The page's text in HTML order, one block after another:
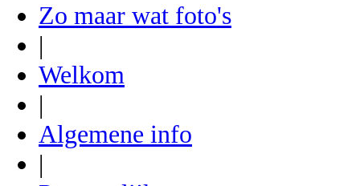
Zo maar wat foto's
|
Welkom
|
Algemene info
|